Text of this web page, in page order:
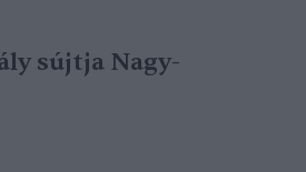
sújtja Nagy-